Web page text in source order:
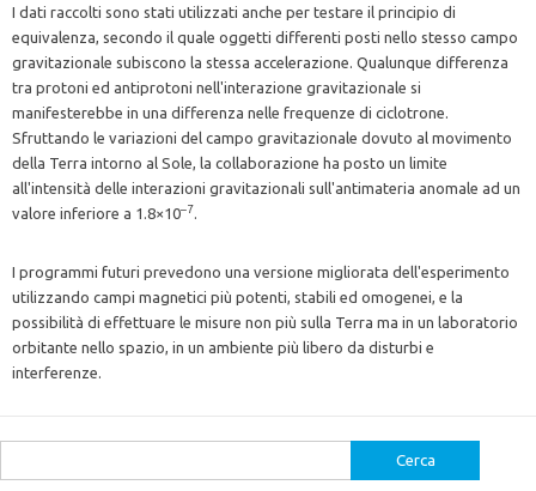
I dati raccolti sono stati utilizzati anche per testare il principio di
equivalenza, secondo il quale oggetti differenti posti nello stesso campo
gravitazionale subiscono la stessa accelerazione. Qualunque differenza
tra protoni ed antiprotoni nell'interazione gravitazionale si
manifesterebbe in una differenza nelle frequenze di ciclotrone.
Sfruttando le variazioni del campo gravitazionale dovuto al movimento
della Terra intorno al Sole, la collaborazione ha posto un limite
all'intensità delle interazioni gravitazionali sull'antimateria anomale ad un
valore inferiore a 1.8×10–7.
I programmi futuri prevedono una versione migliorata dell'esperimento
utilizzando campi magnetici più potenti, stabili ed omogenei, e la
possibilità di effettuare le misure non più sulla Terra ma in un laboratorio
orbitante nello spazio, in un ambiente più libero da disturbi e
interferenze.
per: